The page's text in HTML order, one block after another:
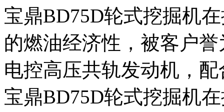
宝鼎BD75D轮式挖掘机
的燃油经济性，被客户
电控高压共轨发动机，
宝鼎BD75D轮式挖掘机